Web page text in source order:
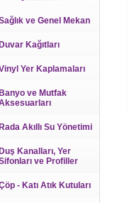
ve Genel Mekan
Duvar Kağıtları
Yer Kaplamaları
Banyo ve Mutfak
Rada Akıllı Su Yönetimi
Duş Kanalları, Yer
ve Profiller
- Katı Atık Kutuları